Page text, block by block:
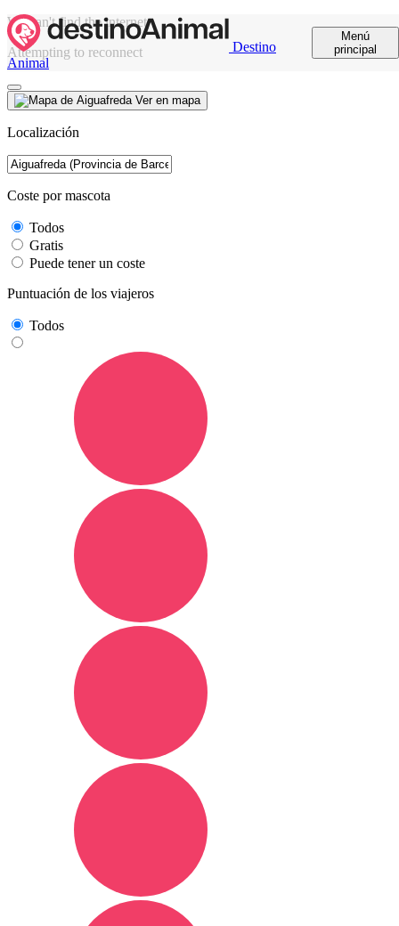
Destino
Animal
Menú
principal
We can't find the internet
Attempting to reconnect
Ver en mapa
Localización
Coste por mascota
Todos
Gratis
Puede tener un coste
Puntuación de los viajeros
Todos